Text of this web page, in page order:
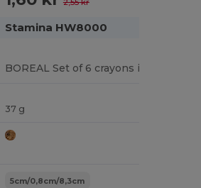
Stamina HW8000
37 g
5cm/0,8cm/8,3cm